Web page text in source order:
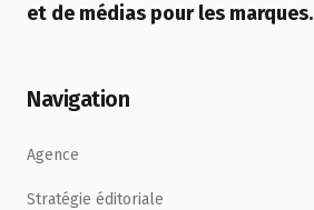
et de médias pour les marques.
Navigation
Agence
Stratégie éditoriale